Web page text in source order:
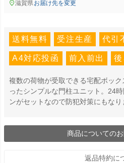
滋賀県お届け先を変更
送料無料 受注生産 代引
A4対応投函 前入前出 後
複数の荷物が受取できる宅配ボッ
ったシンプルな門柱ユニット。24
ンがセットなので防犯対策にもなり
商品についての
返品特約に